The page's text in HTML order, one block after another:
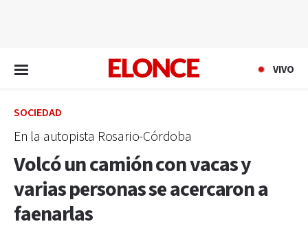
VIVO
SOCIEDAD
En la autopista Rosario-Córdoba
Volcó un camión con vacas y
varias personas se acercaron a
faenarlas